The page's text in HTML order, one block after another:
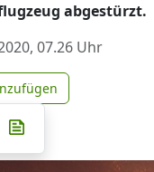
abgestürzt.
07.26 Uhr
zu Google
Whatsapp
auf Telegram
teilen
auf X